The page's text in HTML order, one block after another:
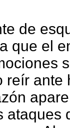
de
que el
reír